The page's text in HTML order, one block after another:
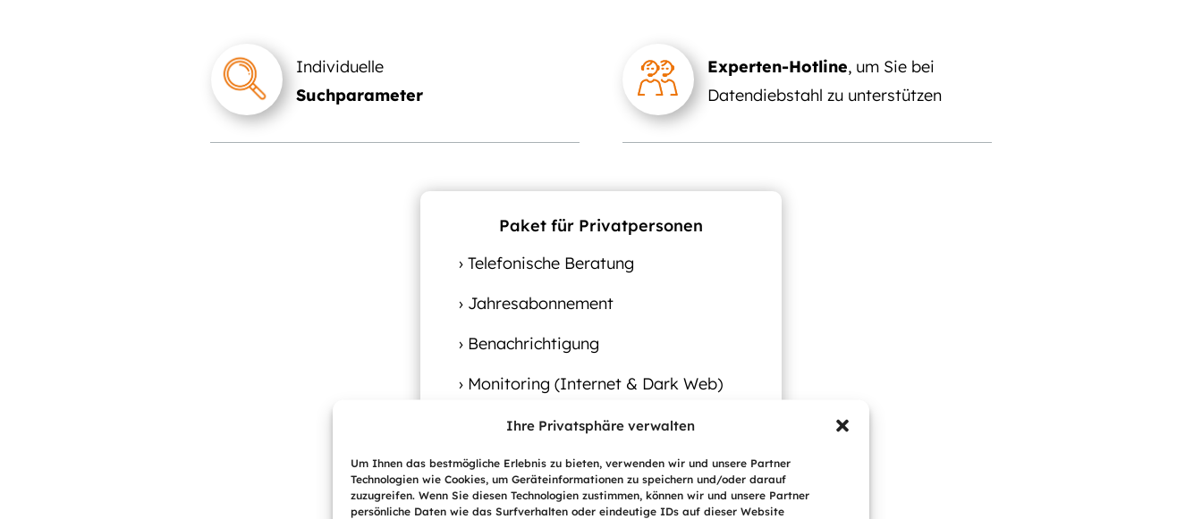
Ihre Privatsphäre verwalten
Um Ihnen das bestmögliche Erlebnis zu bieten, verwenden wir und unsere Partner
Technologien wie Cookies, um Geräteinformationen zu speichern und/oder darauf
zuzugreifen. Wenn Sie diesen Technologien zustimmen, können wir und unsere Partner
persönliche Daten wie das Surfverhalten oder eindeutige IDs auf dieser Website
Individuelle
Suchparameter
Experten-Hotline, um Sie bei
Datendiebstahl zu unterstützen
Paket für Privatpersonen
› Telefonische Beratung
› Jahresabonnement
› Benachrichtigung
› Monitoring (Internet & Dark Web)
vor der illegalen Weitergabe im Netz
ab CHF 39.-/Jahr